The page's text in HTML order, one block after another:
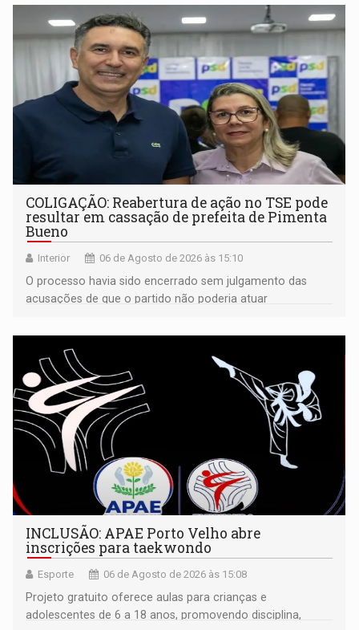
COLIGAÇÃO: Reabertura de ação no TSE pode
resultar em cassação de prefeita de Pimenta
Bueno
Interior 06 de Agosto de 2026 às 15:10
O processo havia sido encerrado sem julgamento das
acusações de que o partido não poderia atuar
INCLUSÃO: APAE Porto Velho abre
inscrições para taekwondo
Esporte 06 de Agosto de 2026 às 15:08
Projeto gratuito oferece aulas para crianças e
adolescentes de 6 a 18 anos, promovendo disciplina,